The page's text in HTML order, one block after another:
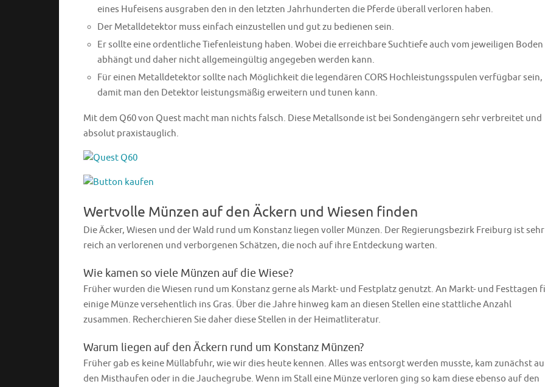
eines Hufeisens ausgraben den in den letzten Jahrhunderten die Pferde überall verloren haben.
Der Metalldetektor muss einfach einzustellen und gut zu bedienen sein.
Er sollte eine ordentliche Tiefenleistung haben. Wobei die erreichbare Suchtiefe auch vom jeweiligen Boden
abhängt und daher nicht allgemeingültig angegeben werden kann.
Für einen Metalldetektor sollte nach Möglichkeit die legendären CORS Hochleistungsspulen verfügbar sein,
damit man den Detektor leistungsmäßig erweitern und tunen kann.
Mit dem Q60 von Quest macht man nichts falsch. Diese Metallsonde ist bei Sondengängern sehr verbreitet und
absolut praxistauglich.
Wertvolle Münzen auf den Äckern und Wiesen finden
Die Äcker, Wiesen und der Wald rund um Konstanz liegen voller Münzen. Der Regierungsbezirk Freiburg ist sehr
reich an verlorenen und verborgenen Schätzen, die noch auf ihre Entdeckung warten.
Wie kamen so viele Münzen auf die Wiese?
Früher wurden die Wiesen rund um Konstanz gerne als Markt- und Festplatz genutzt. An Markt- und Festtagen
einige Münze versehentlich ins Gras. Über die Jahre hinweg kam an diesen Stellen eine stattliche Anzahl
zusammen. Recherchieren Sie daher diese Stellen in der Heimatliteratur.
Warum liegen auf den Äckern rund um Konstanz Münzen?
Früher gab es keine Müllabfuhr, wie wir dies heute kennen. Alles was entsorgt werden musste, kam zunächst
den Misthaufen oder in die Jauchegrube. Wenn im Stall eine Münze verloren ging so kam diese ebenso auf den